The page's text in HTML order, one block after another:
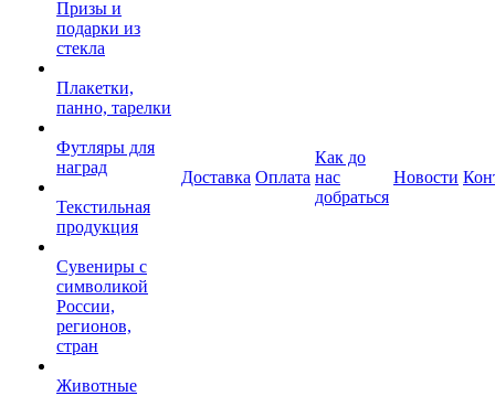
Призы и
подарки из
стекла
Плакетки,
панно, тарелки
Футляры для
наград
Текстильная
продукция
Сувениры с
символикой
России,
регионов,
стран
Животные
Доставка Оплата
Как до
нас
добраться
Новости